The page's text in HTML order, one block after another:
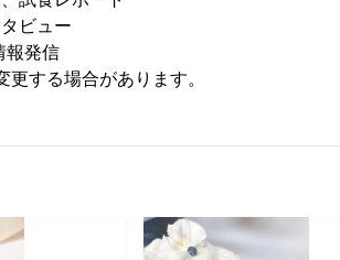
ュー
発信
場合があります。